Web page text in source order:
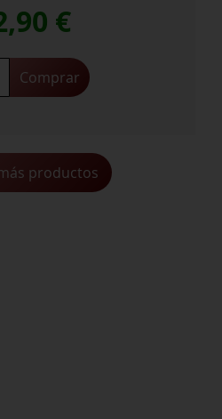
€
Comprar
productos